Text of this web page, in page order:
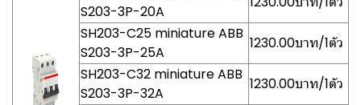
S203-3P-20A
SH203-C25 miniature ABB
S203-3P-25A
1230.00บาท/1ตัว
SH203-C32 miniature ABB
S203-3P-32A
1230.00บาท/1ตัว